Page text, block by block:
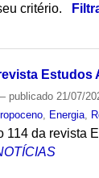
critério.
Estudos
publicado 21/07/
Energia
114 da revista